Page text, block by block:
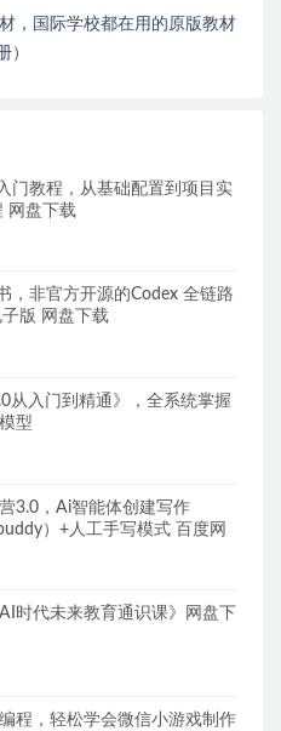
，国际学校都在用的原版教材
）
门教程，从基础配置到项目实
网盘下载
，非官方开源的Codex 全链路
版 网盘下载
从入门到精通》，全系统掌握
型
3.0，Ai智能体创建写作
）+人工手写模式 百度网
时代未来教育通识课》网盘下
程，轻松学会微信小游戏制作